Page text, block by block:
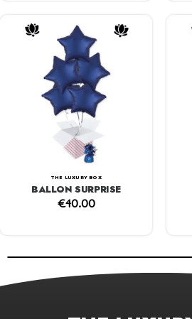
THE LUXURY BOX
BALLON SURPRISE
€40.00